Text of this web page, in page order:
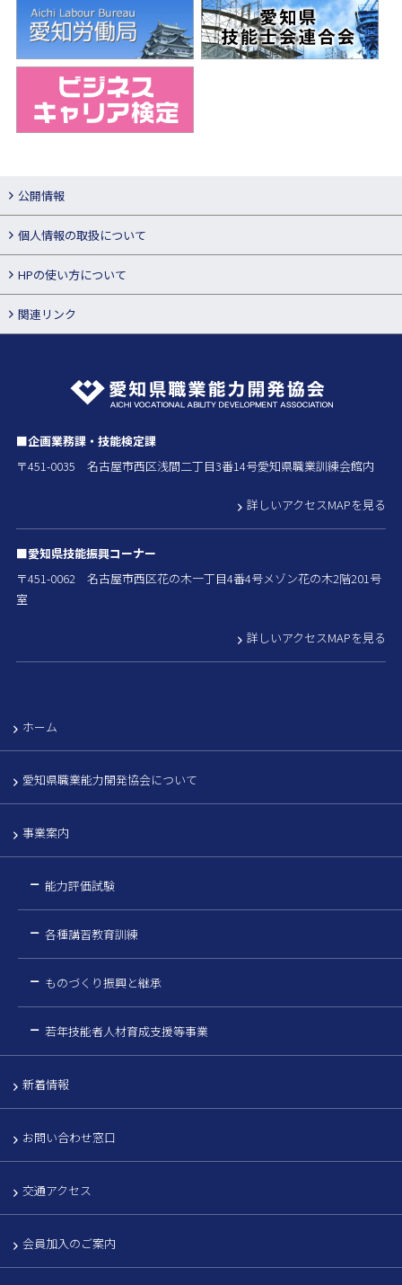
公開情報
個人情報の取扱について
HPの使い方について
関連リンク
■企画業務課・技能検定課
〒451-0035 名古屋市西区浅間二丁目3番14号愛知県職業訓練会館内
詳しいアクセスMAPを見る
■愛知県技能振興コーナー
〒451-0062 名古屋市西区花の木一丁目4番4号メゾン花の木2階201号
室
詳しいアクセスMAPを見る
ホーム
愛知県職業能力開発協会について
事業案内
能力評価試験
各種講習教育訓練
ものづくり振興と継承
若年技能者人材育成支援等事業
新着情報
お問い合わせ窓口
交通アクセス
会員加入のご案内